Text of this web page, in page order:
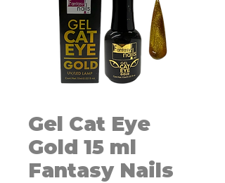
Gel Cat Eye
Gold 15 ml
Fantasy Nails